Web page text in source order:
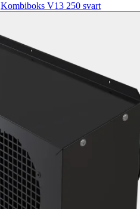
Kombiboks V13 250 svart